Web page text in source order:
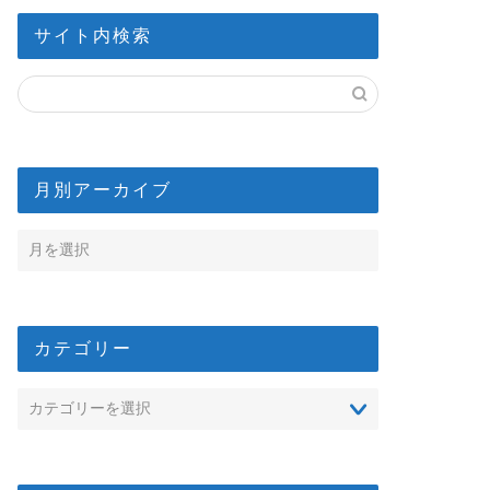
サイト内検索
月別アーカイブ
カテゴリー